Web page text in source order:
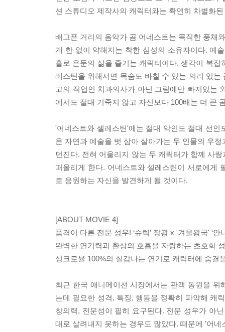
션 스튜디오 제작사의 캐릭터와는 확연히 차별화
배고픈 거리의 음악가 곰 어네스트는 묵직한 풍채
게 한 없이 약해지는 착한 심성의 소유자이다. 예
홀로 은둔의 삶을 즐기는 캐릭터이다. 생각이 복
레스틴을 위해서면 목숨도 바칠 수 있는 의리 있
고의 직업인 치과의사가 아닌 그림에만 빠져있는
에서도 절대 기죽지 않고 자신보다 100배는 더 큰
'어네스트와 셀레스틴'에는 절대 악인도 절대 선
운 자연과 예술을 벗 삼아 살아가는 두 인물의 우
던진다. 전혀 어울리지 않는 두 캐릭터가 함께 사
떠올리게 한다. 어네스트와 셀레스틴이 서로에게
로 응원하는 자신을 발견하게 될 것이다.
[ABOUT MOVIE 4]
품격이 다른 전문 성우! ‘슈렉’ 장광 x '겨울왕국' ‘안
완벽한 연기력과 환상의 호흡을 자랑하는 초호화
싱크로율 100%의 실감나는 연기로 캐릭터에 숨결
최근 한국 애니메이션 시장에서는 관객 동원을
는데 필요한 성격, 특징, 행동을 정확히 파악해 캐
창의력, 전문성이 필히 요구된다. 전문 성우가 아
대로 살려내지 못하는 경우도 많았다. 때문에 '어